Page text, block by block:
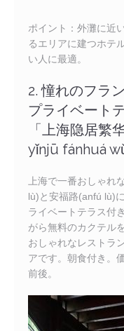
ポイント：外灘に近
るエリアに建つホテ
い人に最適。
2. 憧れのフラ
プライベート
「上海隐居繁
yǐnjū fánhuá
上海で一番おしゃれ
lù)と安福路(anfú lù)
ライベートテラス付
がら無料のカクテル
おしゃれなレストラ
アです。朝食付き。
前後。